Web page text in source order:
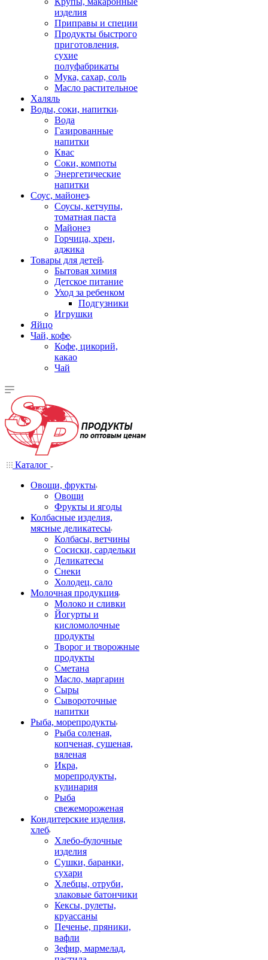
изделия
Приправы и специи
Продукты быстрого
приготовления,
сухие
полуфабрикаты
Мука, сахар, соль
Масло растительное
Халяль
Воды, соки, напитки
Вода
Газированные
напитки
Квас
Соки, компоты
Энергетические
напитки
Соус, майонез
Соусы, кетчупы,
томатная паста
Майонез
Горчица, хрен,
аджика
Товары для детей
Бытовая химия
Детское питание
Уход за ребенком
Подгузники
Игрушки
Яйцо
Чай, кофе
Кофе, цикорий,
какао
Чай
Каталог
Овощи, фрукты
Овощи
Фрукты и ягоды
Колбасные изделия,
мясные деликатесы
Колбасы, ветчины
Сосиски, сардельки
Деликатесы
Снеки
Холодец, сало
Молочная продукция
Молоко и сливки
Йогурты и
кисломолочные
продукты
Творог и творожные
продукты
Сметана
Масло, маргарин
Сыры
Сывороточные
напитки
Рыба, морепродукты
Рыба соленая,
копченая, сушеная,
вяленая
Икра,
морепродукты,
кулинария
Рыба
свежемороженая
Кондитерские изделия,
хлеб
Хлебо-булочные
изделия
Сушки, баранки,
сухари
Хлебцы, отруби,
злаковые батончики
Кексы, рулеты,
круассаны
Печенье, пряники,
вафли
Зефир, мармелад,